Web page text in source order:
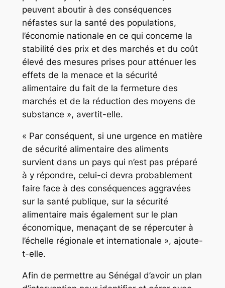
peuvent aboutir à des conséquences
néfastes sur la santé des populations,
l’économie nationale en ce qui concerne la
stabilité des prix et des marchés et du coût
élevé des mesures prises pour atténuer les
effets de la menace et la sécurité
alimentaire du fait de la fermeture des
marchés et de la réduction des moyens de
substance », avertit-elle.
« Par conséquent, si une urgence en matière
de sécurité alimentaire des aliments
survient dans un pays qui n’est pas préparé
à y répondre, celui-ci devra probablement
faire face à des conséquences aggravées
sur la santé publique, sur la sécurité
alimentaire mais également sur le plan
économique, menaçant de se répercuter à
l’échelle régionale et internationale », ajoute-
t-elle.
Afin de permettre au Sénégal d’avoir un plan